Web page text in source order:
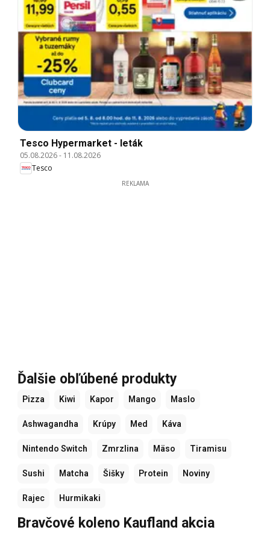
Tesco Hypermarket - leták
05.08.2026- 11.08.2026
Tesco
REKLAMA
Ďalšie obľúbené produkty
Pizza Kiwi Kapor Mango Maslo
Ashwagandha Krúpy Med Káva
Nintendo Switch Zmrzlina Mäso Tiramisu
Sushi Matcha Šišky Protein Noviny
Rajec Hurmikaki
Bravčové koleno Kaufland akcia